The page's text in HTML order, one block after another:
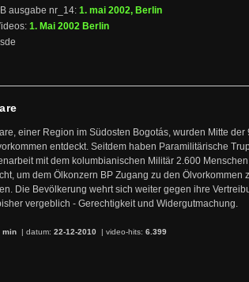
ausgabe nr_14: 1. mai 2002, Berlin
1. Mai 2002 Berlin
einer Region im Südosten Bogotás, wurden Mitte der
entdeckt. Seitdem haben Paramilitärische
mit dem kolumbianischen Militär 2.600 Menschen
um dem Ölkonzern BP Zugang zu den Ölvorkommen
Die Bevölkerung wehrt sich weiter gegen ihre
vergeblich - Gerechtigkeit und Widergutmachung.
min | datum: 22-12-2010 | video-hits: 6.399